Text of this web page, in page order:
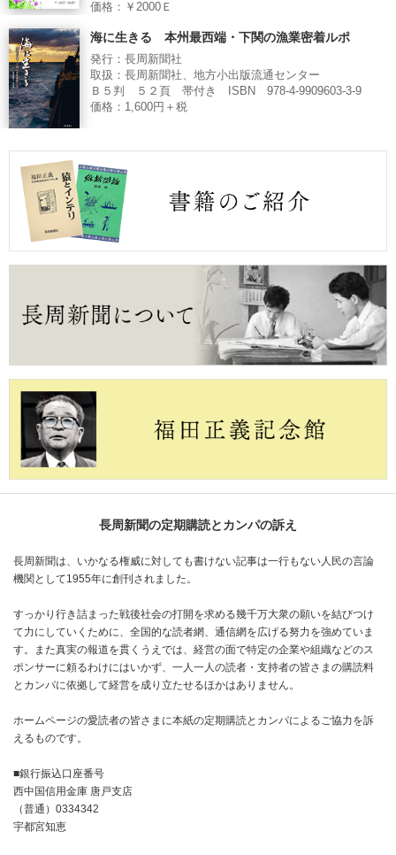
価格：￥2000Ｅ
海に生きる 本州最西端・下関の漁業密着ルポ
発行：長周新聞社
取扱：長周新聞社、地方小出版流通センター
Ｂ５判 ５２頁 帯付き ISBN 978-4-9909603-3-9
価格：1,600円＋税
長周新聞の定期購読とカンパの訴え
長周新聞は、いかなる権威に対しても書けない記事は一行もない人民の言論
機関として1955年に創刊されました。
すっかり行き詰まった戦後社会の打開を求める幾千万大衆の願いを結びつけ
て力にしていくために、全国的な読者網、通信網を広げる努力を強めていま
す。また真実の報道を貫くうえでは、経営の面で特定の企業や組織などのス
ポンサーに頼るわけにはいかず、一人一人の読者・支持者の皆さまの購読料
とカンパに依拠して経営を成り立たせるほかはありません。
ホームページの愛読者の皆さまに本紙の定期購読とカンパによるご協力を訴
えるものです。
■銀行振込口座番号
西中国信用金庫 唐戸支店
（普通）0334342
宇都宮知恵